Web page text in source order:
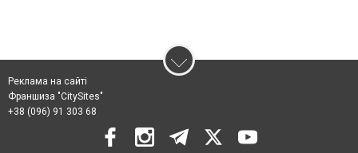
Реклама на сайті
Франшиза "CitySites"
+38 (096) 91 303 68